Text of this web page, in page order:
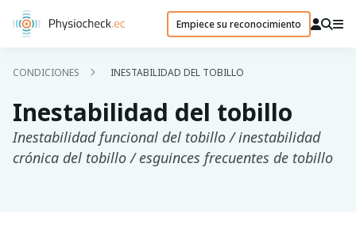
Empiece su reconocimiento
CONDICIONES INESTABILIDAD DEL TOBILLO
Inestabilidad del tobillo
Inestabilidad funcional del tobillo / inestabilidad
crónica del tobillo / esguinces frecuentes de tobillo